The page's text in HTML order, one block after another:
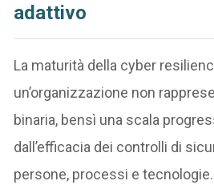
adattivo
La maturità della cyber
un’organizzazione non
binaria, bensì una scala
dall’efficacia dei controlli di
persone, processi e